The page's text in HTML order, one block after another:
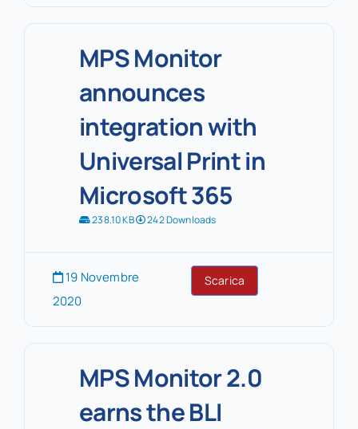
MPS Monitor
announces
integration with
Universal Print in
Microsoft 365
238.10 KB 242 Downloads
19 Novembre
2020
Scarica
MPS Monitor 2.0
earns the BLI